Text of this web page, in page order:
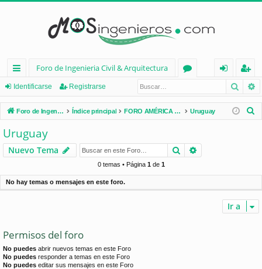
nl
ac
es
rá
pi
d
Foro de Ingenieria Civil & Arquitectura
os
nt
ifi
e
eg
ist
ra
Identificarse Registrarse
Foro de Ingenieria Civil & Arquitectura Índice principal FORO AMÉRICA LATINA Uruguay
r
Uruguay
Nuevo Tema Buscar
0 temas • Página 1de 1
No hay temas o mensajes en este foro.
Ir a
Permisos del foro
No puedes abrir nuevos temas en este Foro
No puedes responder a temas en este Foro
No puedes editar sus mensajes en este Foro